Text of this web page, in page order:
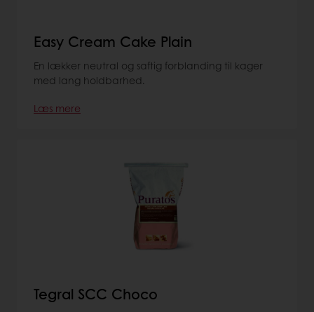
Easy Cream Cake Plain
En lækker neutral og saftig forblanding til kager
med lang holdbarhed.
Læs mere
Tegral SCC Choco